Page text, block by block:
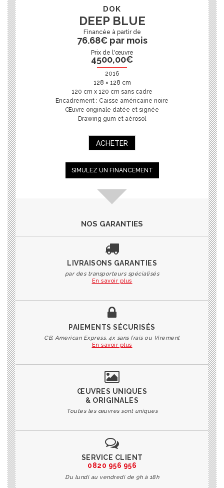
DOK
DEEP BLUE
76.68€ par mois
Prix de l'œuvre
4500,00€
2016
128 × 128 cm
120 cm x 120 cm sans cadre
Encadrement : Caisse américaine noire
Œuvre originale datée et signée
Drawing gum et aérosol
ACHETER
SIMULEZ UN FINANCEMENT
NOS GARANTIES
LIVRAISONS GARANTIES
par des transporteurs spécialisés
En savoir plus
PAIEMENTS SÉCURISÉS
CB, American Express, 4x sans frais ou Virement
En savoir plus
ŒUVRES UNIQUES
& ORIGINALES
Toutes les œuvres sont uniques
SERVICE CLIENT
0820 956 956
Du lundi au vendredi de 9h à 18h